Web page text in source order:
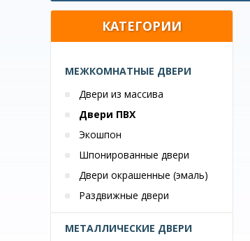
КАТЕГОРИИ
МЕЖКОМНАТНЫЕ ДВЕРИ
Двери из массива
Двери ПВХ
Экошпон
Шпонированные двери
Двери окрашенные (эмаль)
Раздвижные двери
МЕТАЛЛИЧЕСКИЕ ДВЕРИ